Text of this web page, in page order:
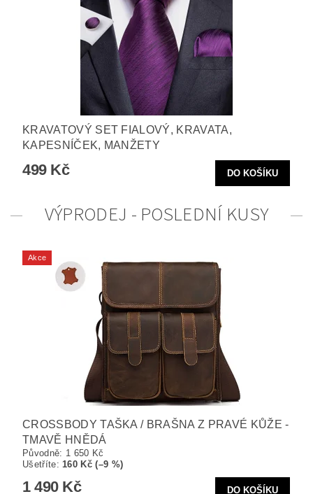
KRAVATOVÝ SET FIALOVÝ, KRAVATA,
KAPESNÍČEK, MANŽETY
499 Kč
VÝPRODEJ - POSLEDNÍ KUSY
Akce
CROSSBODY TAŠKA / BRAŠNA Z PRAVÉ KŮŽE -
TMAVĚ HNĚDÁ
Původně: 1 650 Kč
Ušetříte:160 Kč (–9 %)
1 490 Kč